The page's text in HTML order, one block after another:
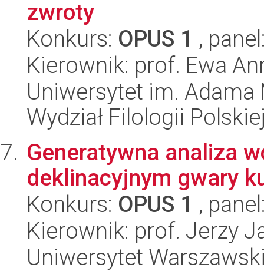
zwroty
Konkurs: OPUS 1 ,
Kierownik: prof. Ewa
Uniwersytet im.
Wydział Filologii
Generatywna analiza
deklinacyjnym gwary
Konkurs: OPUS 1 ,
Kierownik: prof. Jerzy
Uniwersytet